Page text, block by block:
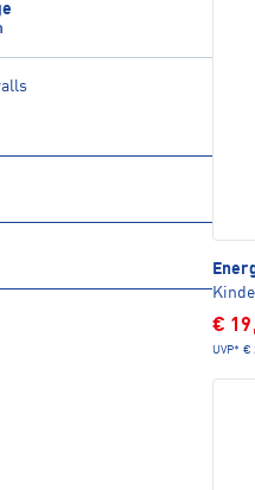
€
UVP* €